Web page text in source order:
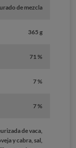
de mezcla
365 g
71 %
7 %
7 %
de vaca,
y cabra, sal,